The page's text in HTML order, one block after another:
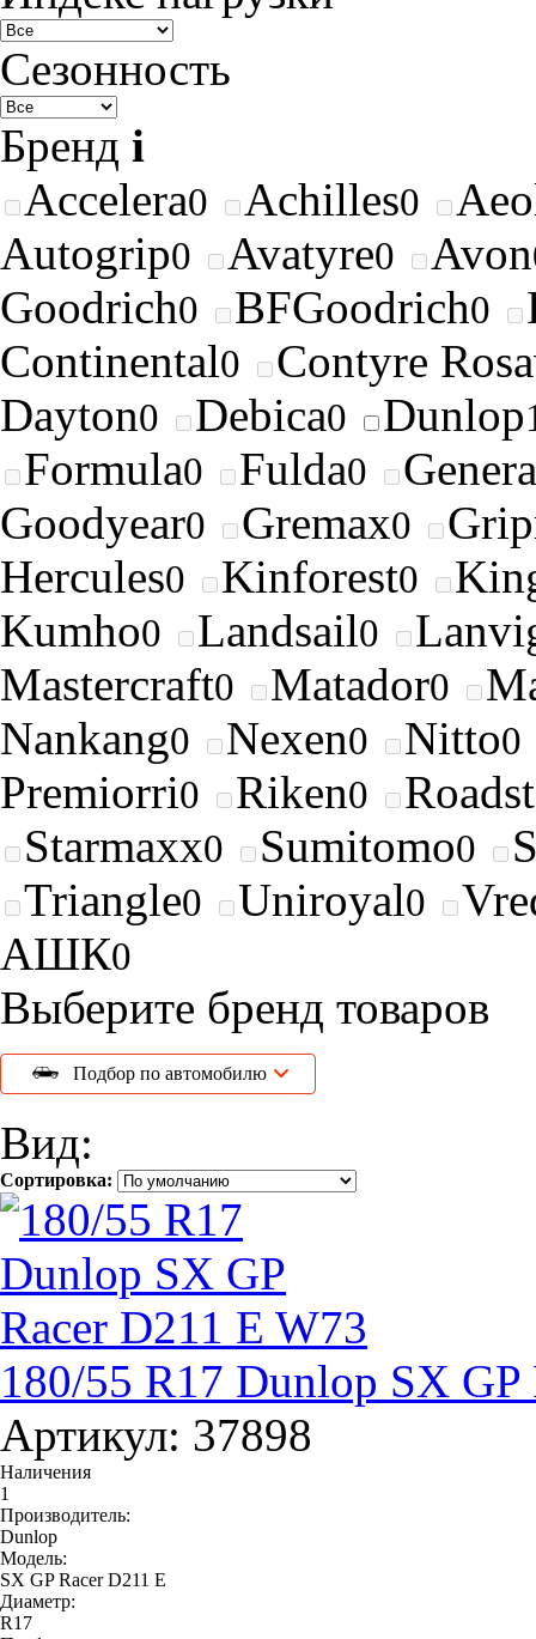
Сезонность
Бренд i
Accelera0 Achilles0
Autogrip0 Avatyre0 Avon
Goodrich0 BFGoodrich0
Continental0
Contyre
Dayton0 Debica0 Dunlop
Formula0 Fulda0
Goodyear0 Gremax0
Hercules0 Kinforest0
Kumho0 Landsail0
Mastercraft0 Matador0
Nankang0 Nexen0 Nitto0
Premiorri0 Riken0
Starmaxx0 Sumitomo0
Triangle0 Uniroyal0
АШК0
Выберите бренд товаров
Подбор по автомобилю
Вид:
Сортировка:
180/55 R17 Dunlop SX
Артикул: 37898
Наличения
1
Производитель:
Dunlop
Модель:
SX GP Racer D211 E
Диаметр:
R17